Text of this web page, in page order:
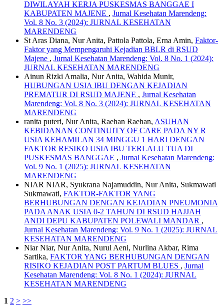
DIWILAYAH KERJA PUSKESMAS BANGGAE I
KABUPATEN MAJENE , Jurnal Kesehatan Marendeng:
Vol. 8 No. 3 (2024): JURNAL KESEHATAN
MARENDENG
St Aras Diana, Nur Anita, Pattola Pattola, Erna Amin, Faktor-
Faktor yang Mempengaruhi Kejadian BBLR di RSUD
Majene , Jurnal Kesehatan Marendeng: Vol. 8 No. 1 (2024):
JURNAL KESEHATAN MARENDENG
Ainun Rizki Amalia, Nur Anita, Wahida Munir,
HUBUNGAN USIA IBU DENGAN KEJADIAN
PREMATUR DI RSUD MAJENE , Jurnal Kesehatan
Marendeng: Vol. 8 No. 3 (2024): JURNAL KESEHATAN
MARENDENG
ranita puteri, Nur Anita, Raehan Raehan, ASUHAN
KEBIDANAN CONTINUITY OF CARE PADA NY R
USIA KEHAMILAN 34 MINGGU 1 HARI DENGAN
FAKTOR RESIKO USIA IBU TERLALU TUA DI
PUSKESMAS BANGGAE , Jurnal Kesehatan Marendeng:
Vol. 9 No. 1 (2025): JURNAL KESEHATAN
MARENDENG
NIAR NIAR, Syukrana Najamuddin, Nur Anita, Sukmawati
Sukmawati, FAKTOR-FAKTOR YANG
BERHUBUNGAN DENGAN KEJADIAN PNEUMONIA
PADA ANAK USIA 0-2 TAHUN DI RSUD HAJJAH
ANDI DEPU KABUPATEN POLEWALI MANDAR ,
Jurnal Kesehatan Marendeng: Vol. 9 No. 1 (2025): JURNAL
KESEHATAN MARENDENG
Niar Niar, Nur Anita, Nurul Aeni, Nurlina Akbar, Rima
Sartika, FAKTOR YANG BERHUBUNGAN DENGAN
RISIKO KEJADIAN POST PARTUM BLUES , Jurnal
Kesehatan Marendeng: Vol. 8 No. 1 (2024): JURNAL
KESEHATAN MARENDENG
1 2 > >>